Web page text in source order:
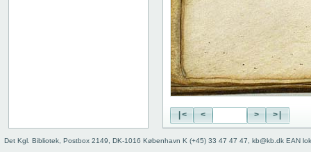
|< < > >|
Det Kgl. Bibliotek, Postbox 2149, DK-1016 København K (+45) 33 47 47 47, kb@kb.dk EAN